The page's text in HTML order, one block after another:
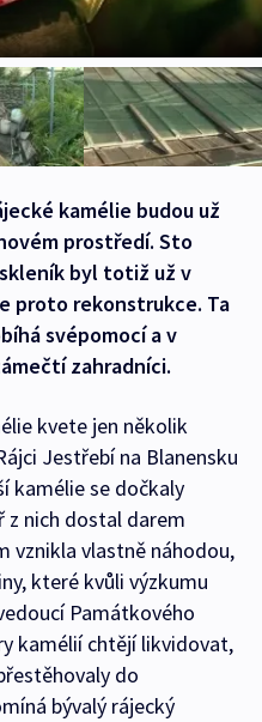
kamélie budou už
prostředí. Sto
byl totiž už v
proto rekonstrukce. Ta
svépomocí a v
zahradníci.
kvete jen několik
Jestřebí na Blanensku
kamélie se dočkaly
z nich dostal darem
vznikla vlastně náhodou,
které kvůli výzkumu
Památkového
kamélií chtějí likvidovat,
do
bývalý rájecký